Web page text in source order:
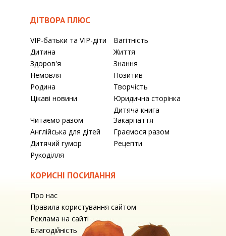
ДІТВОРА ПЛЮС
VIP-батьки та VIP-діти
Вагітність
Дитина
Життя
Здоров'я
Знання
Немовля
Позитив
Родина
Творчість
Цікаві новини
Юридична сторінка
Читаємо разом
Дитяча книга
Закарпаття
Англійська для дітей
Граємося разом
Дитячий гумор
Рецепти
Рукоділля
КОРИСНІ ПОСИЛАННЯ
Про нас
Правила користування сайтом
Реклама на сайті
Благодійність